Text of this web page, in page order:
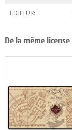
EDITEUR:
De la même license